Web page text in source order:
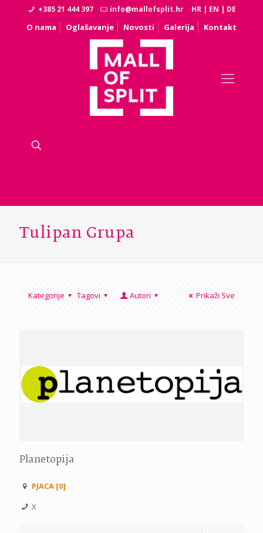
+385 21 444 397 info@mallofsplit.hr HR | EN | DE
O nama Oglašavanje Novosti Galerija Kontakt
Tulipan Grupa
Kategorije Tagovi Autori Prikaži Sve
Planetopija
PJACA [0]
X